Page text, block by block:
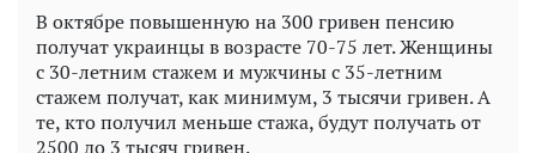
В октябре повышенную на 300 гривен пенсию
получат украинцы в возрасте 70-75 лет. Женщины
с 30-летним стажем и мужчины с 35-летним
стажем получат, как минимум, 3 тысячи гривен. А
те, кто получил меньше стажа, будут получать от
2500 до 3 тысяч гривен.